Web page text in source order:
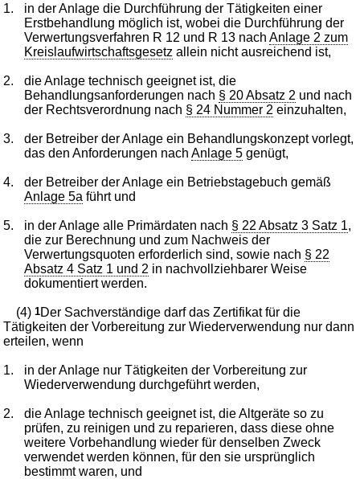
1.
in der Anlage die Durchführung der Tätigkeiten einer
Erstbehandlung möglich ist, wobei die Durchführung der
Verwertungsverfahren R 12 und R 13 nachAnlage 2 zum
Kreislaufwirtschaftsgesetz allein nicht ausreichend ist,
2.
die Anlage technisch geeignet ist, die
Behandlungsanforderungen nach § 20 Absatz 2 und nach
der Rechtsverordnung nach § 24 Nummer 2 einzuhalten,
3.
der Betreiber der Anlage ein Behandlungskonzept vorlegt,
das den Anforderungen nachAnlage 5 genügt,
4.
der Betreiber der Anlage ein Betriebstagebuch gemäß
Anlage 5a führt und
5. in der Anlage alle Primärdaten nach § 22 Absatz 3 Satz 1,
die zur Berechnung und zum Nachweis der
Verwertungsquoten erforderlich sind, sowie nach § 22
Absatz 4 Satz 1 und 2 in nachvollziehbarer Weise
dokumentiert werden.
(4)1Der Sachverständige darf das Zertifikat für die
Tätigkeiten der Vorbereitung zur Wiederverwendung nur dann
erteilen, wenn
1.
in der Anlage nur Tätigkeiten der Vorbereitung zur
Wiederverwendung durchgeführt werden,
2.
die Anlage technisch geeignet ist, die Altgeräte so zu
prüfen, zu reinigen und zu reparieren, dass diese ohne
weitere Vorbehandlung wieder für denselben Zweck
verwendet werden können, für den sie ursprünglich
bestimmt waren, und